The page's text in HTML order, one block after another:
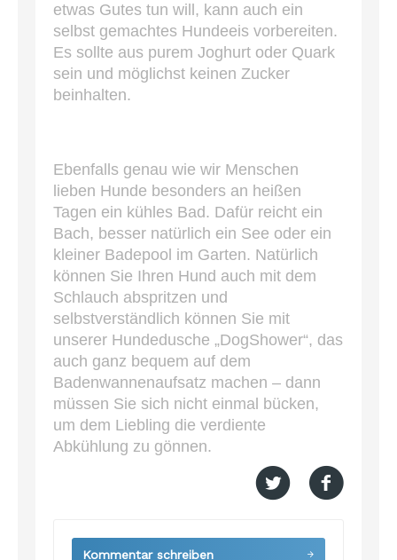
etwas Gutes tun will, kann auch ein
selbst gemachtes Hundeeis vorbereiten.
Es sollte aus purem Joghurt oder Quark
sein und möglichst keinen Zucker
beinhalten.
Ebenfalls genau wie wir Menschen
lieben Hunde besonders an heißen
Tagen ein kühles Bad. Dafür reicht ein
Bach, besser natürlich ein See oder ein
kleiner Badepool im Garten. Natürlich
können Sie Ihren Hund auch mit dem
Schlauch abspritzen und
selbstverständlich können Sie mit
unserer Hundedusche „DogShower“, das
auch ganz bequem auf dem
Badenwannenaufsatz machen – dann
müssen Sie sich nicht einmal bücken,
um dem Liebling die verdiente
Abkühlung zu gönnen.
Kommentar schreiben